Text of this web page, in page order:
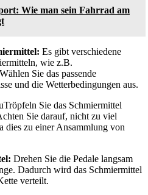
Wie man sein Fahrrad am
Es gibt verschiedene
wie z.B.
Sie das passende
und die Wetterbedingungen aus.
Sie das Schmiermittel
Sie darauf, nicht zu viel
dies zu einer Ansammlung von
Drehen Sie die Pedale langsam
Dadurch wird das Schmiermittel
verteilt.